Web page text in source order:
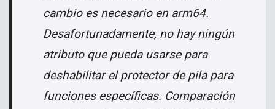
cambio es necesario en arm64.
Desafortunadamente, no hay ningún
atributo que pueda usarse para
deshabilitar el protector de pila para
funciones específicas. Comparación